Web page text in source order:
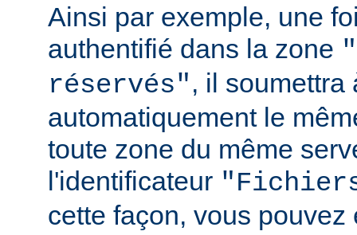
Ainsi par exemple, une
authentifié dans la zone
réservés", il soumettra
automatiquement le
toute zone du même
l'identificateur
cette façon, vous pouvez